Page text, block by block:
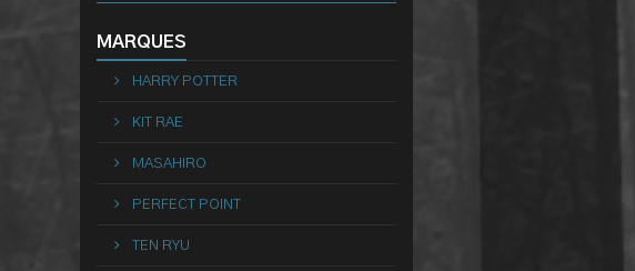
MARQUES
HARRY POTTER
KIT RAE
MASAHIRO
PERFECT POINT
TEN RYU